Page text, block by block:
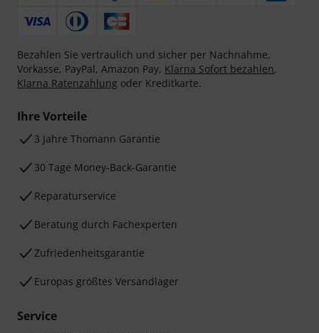
Bezahlen Sie vertraulich und sicher per Nachnahme,
Vorkasse, PayPal, Amazon Pay, Klarna Sofort bezahlen,
Klarna Ratenzahlung oder Kreditkarte.
Ihre Vorteile
3 Jahre Thomann Garantie
30 Tage Money-Back-Garantie
Reparaturservice
Beratung durch Fachexperten
Zufriedenheitsgarantie
Europas größtes Versandlager
Service